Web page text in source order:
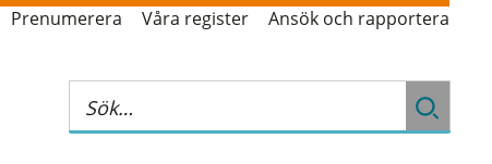
Prenumerera Våra register Ansök och rapportera